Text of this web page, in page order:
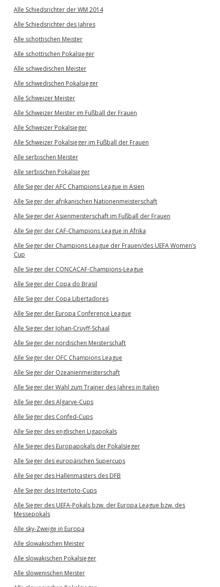
Alle Schiedsrichter der WM 2014
Alle Schiedsrichter des Jahres
Alle schottischen Meister
Alle schottischen Pokalsieger
Alle schwedischen Meister
Alle schwedischen Pokalsieger
Alle Schweizer Meister
Alle Schweizer Meister im Fußball der Frauen
Alle Schweizer Pokalsieger
Alle Schweizer Pokalsieger im Fußball der Frauen
Alle serbischen Meister
Alle serbischen Pokalsieger
Alle Sieger der AFC Champions League in Asien
Alle Sieger der afrikanischen Nationenmeisterschaft
Alle Sieger der Asienmeisterschaft im Fußball der Frauen
Alle Sieger der CAF-Champions League in Afrika
Alle Sieger der Champions League der Frauen/des UEFA Women’s
Cup
Alle Sieger der CONCACAF-Champions-League
Alle Sieger der Copa do Brasil
Alle Sieger der Copa Libertadores
Alle Sieger der Europa Conference League
Alle Sieger der Johan-Cruyff-Schaal
Alle Sieger der nordischen Meisterschaft
Alle Sieger der OFC Champions League
Alle Sieger der Ozeanienmeisterschaft
Alle Sieger der Wahl zum Trainer des Jahres in Italien
Alle Sieger des Algarve-Cups
Alle Sieger des Confed-Cups
Alle Sieger des englischen Ligapokals
Alle Sieger des Europapokals der Pokalsieger
Alle Sieger des europäischen Supercups
Alle Sieger des Hallenmasters des DFB
Alle Sieger des Intertoto-Cups
Alle Sieger des UEFA-Pokals bzw. der Europa League bzw. des
Messepokals
Alle sky-Zweige in Europa
Alle slowakischen Meister
Alle slowakischen Pokalsieger
Alle slowenischen Meister